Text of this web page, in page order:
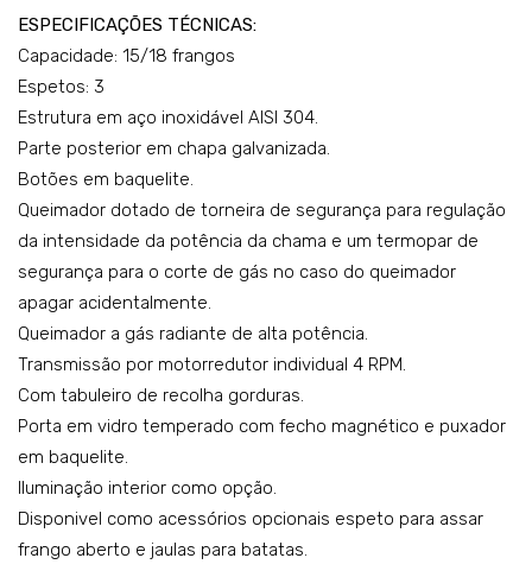
ESPECIFICAÇÕES TÉCNICAS:
Capacidade: 15/18 frangos
Espetos: 3
Estrutura em aço inoxidável AISI 304.
Parte posterior em chapa galvanizada.
Botões em baquelite.
Queimador dotado de torneira de segurança para regulação
da intensidade da potência da chama e um termopar de
segurança para o corte de gás no caso do queimador
apagar acidentalmente.
Queimador a gás radiante de alta potência.
Transmissão por motorredutor individual 4 RPM.
Com tabuleiro de recolha gorduras.
Porta em vidro temperado com fecho magnético e puxador
em baquelite.
Iluminação interior como opção.
Disponivel como acessórios opcionais espeto para assar
frango aberto e jaulas para batatas.